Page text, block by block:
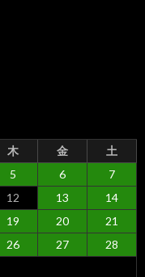
木 金 土
5 6
7
12 13
14
19 20
21
26 27
28